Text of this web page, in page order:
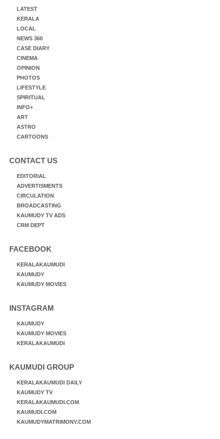
LATEST
KERALA
LOCAL
NEWS 360
CASE DIARY
CINEMA
OPINION
PHOTOS
LIFESTYLE
SPIRITUAL
INFO+
ART
ASTRO
CARTOONS
CONTACT US
EDITORIAL
ADVERTISMENTS
CIRCULATION
BROADCASTING
KAUMUDY TV ADS
CRM DEPT
FACEBOOK
KERALAKAUMUDI
KAUMUDY
KAUMUDY MOVIES
INSTAGRAM
KAUMUDY
KAUMUDY MOVIES
KERALAKAUMUDI
KAUMUDI GROUP
KERALAKAUMUDI DAILY
KAUMUDY TV
KERALAKAUMUDI.COM
KAUMUDI.COM
KAUMUDYMATRIMONY.COM